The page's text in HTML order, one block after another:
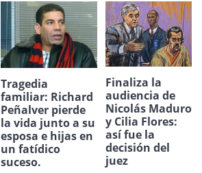
Tragedia
familiar: Richard
Peñalver pierde
la vida junto a su
esposa e hijas en
un fatídico
suceso.
Finaliza la
audiencia de
Nicolás Maduro
y Cilia Flores:
así fue la
decisión del
juez